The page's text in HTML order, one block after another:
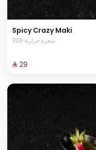
Spicy Crazy Maki
326 سعرة حرارية
⁨⁦‪‬ 29⁩